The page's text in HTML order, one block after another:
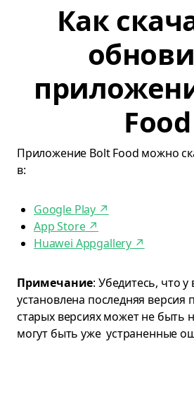
Как
Food
Приложение Bolt Food можно
в:
Google Play ↗
App Store↗
Huawei Appgallery ↗
Примечание: Убедитесь, что
установлена последняя версия
старых версиях может не быть
могут быть уже устраненные